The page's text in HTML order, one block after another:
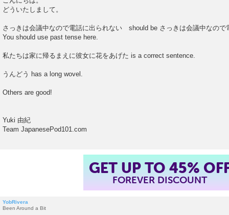
どういたしまして。
さっきは会議中なので電話に出られない should be さっきは会議中なので
You should use past tense here.
私たちは家に帰るまえに彼女に花をあげた is a correct sentence.
うんどう has a long wovel.
Others are good!
Yuki 由紀
Team JapanesePod101.com
GET UP TO 45%
FOREVER DISCOUNT
YobRivera
Been Around a Bit